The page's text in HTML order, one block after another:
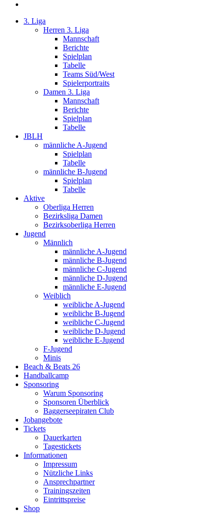
3. Liga
Herren 3. Liga
Mannschaft
Berichte
Spielplan
Tabelle
Teams Süd/West
Spielerportraits
Damen 3. Liga
Mannschaft
Berichte
Spielplan
Tabelle
JBLH
männliche A-Jugend
Spielplan
Tabelle
männliche B-Jugend
Spielplan
Tabelle
Aktive
Oberliga Herren
Bezirksliga Damen
Bezirksoberliga Herren
Jugend
Männlich
männliche A-Jugend
männliche B-Jugend
männliche C-Jugend
männliche D-Jugend
männliche E-Jugend
Weiblich
weibliche A-Jugend
weibliche B-Jugend
weibliche C-Jugend
weibliche D-Jugend
weibliche E-Jugend
F-Jugend
Minis
Beach & Beats 26
Handballcamp
Sponsoring
Warum Sponsoring
Sponsoren Überblick
Baggerseepiraten Club
Jobangebote
Tickets
Dauerkarten
Tagestickets
Informationen
Impressum
Nützliche Links
Ansprechpartner
Trainingszeiten
Eintrittspreise
Shop